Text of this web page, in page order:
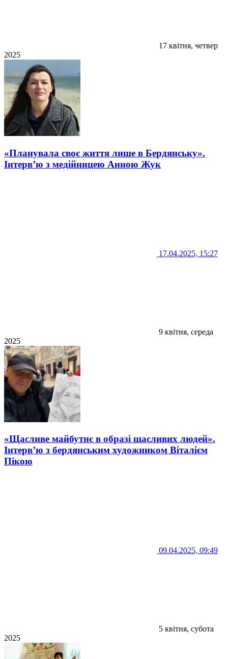
17 квітня, четвер
2025
«Планувала своє життя лише в Бердянську».
Інтерв’ю з медійницею Анною Жук
17.04.2025, 15:27
9 квітня, середа
2025
«Щасливе майбутнє в образі щасливих людей».
Інтерв’ю з бердянським художником Віталієм
Пікою
09.04.2025, 09:49
5 квітня, субота
2025